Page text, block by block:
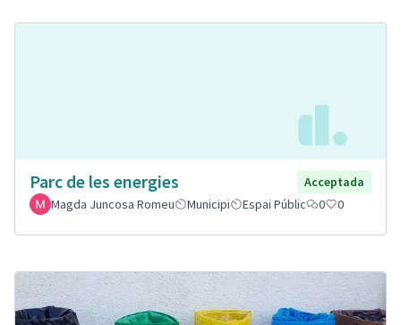
Parc de les energies
Acceptada
Magda Juncosa Romeu
Municipi Espai Públic 0 0